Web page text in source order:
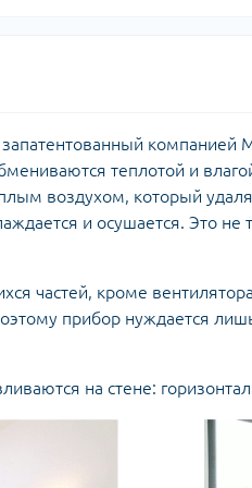
запатентованный компанией
теплотой и
воздухом, который
и осушается. Это не
частей, кроме
прибор нуждается
на стене: